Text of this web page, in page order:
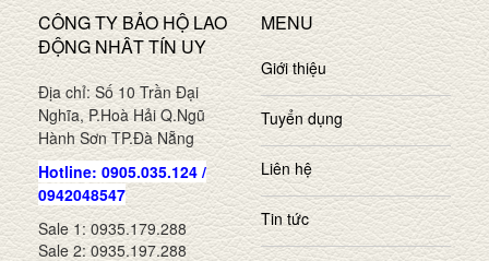
CÔNG TY BẢO HỘ LAO
ĐỘNG NHÂT TÍN UY
Địa chỉ: Số 10 Trần Đại
Nghĩa, P.Hoà Hải Q.Ngũ
Hành Sơn TP.Đà Nẵng
Hotline: 0905.035.124 /
0942048547
Sale 1: 0935.179.288
Sale 2: 0935.197.288
MENU
Giới thiệu
Tuyển dụng
Liên hệ
Tin tức